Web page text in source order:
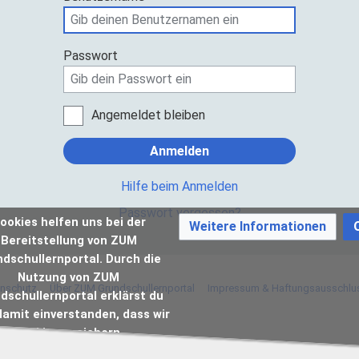
Passwort
Angemeldet bleiben
Anmelden
Hilfe beim Anmelden
Passwort vergessen?
Über ZUM Grundschullernportal Impressum &
helfen uns bei der
Bereitstellung von ZUM
Durch die
Nutzung von ZUM
erklärst du
einverstanden, dass wir
Cookies speichern.
Weitere Informationen